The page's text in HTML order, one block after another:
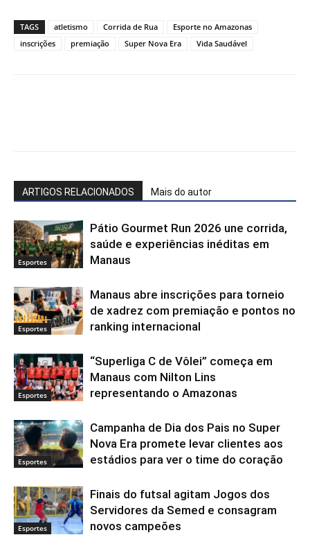
TAGS atletismo Corrida de Rua
Esporte no Amazonas
inscrições
premiação Super Nova Era Vida Saudável
ARTIGOS RELACIONADOS Mais do autor
Esportes
Pátio Gourmet Run 2026 une corrida,
saúde e experiências inéditas em
Manaus
Esportes
Manaus abre inscrições para torneio
de xadrez com premiação e pontos no
ranking internacional
Esportes
“Superliga C de Vôlei” começa em
Manaus com Nilton Lins
representando o Amazonas
Esportes
Campanha de Dia dos Pais no Super
Nova Era promete levar clientes aos
estádios para ver o time do coração
Esportes
Finais do futsal agitam Jogos dos
Servidores da Semed e consagram
novos campeões